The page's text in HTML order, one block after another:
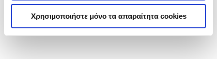
Χρησιμοποιήστε μόνο τα απαραίτητα cookies